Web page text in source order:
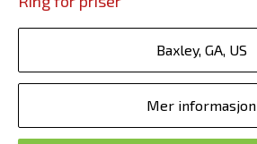
Baxley, GA, US
Mer informasjon